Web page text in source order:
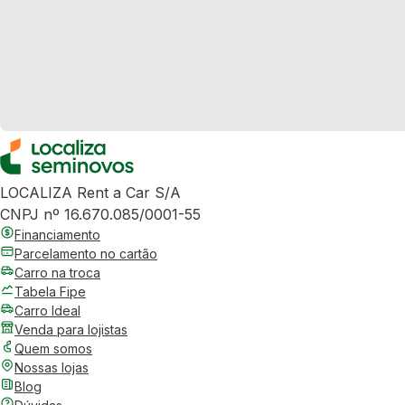
LOCALIZA Rent a Car S/A
CNPJ nº 16.670.085/0001-55
Financiamento
Parcelamento no cartão
Carro na troca
Tabela Fipe
Carro Ideal
Venda para lojistas
Quem somos
Nossas lojas
Blog